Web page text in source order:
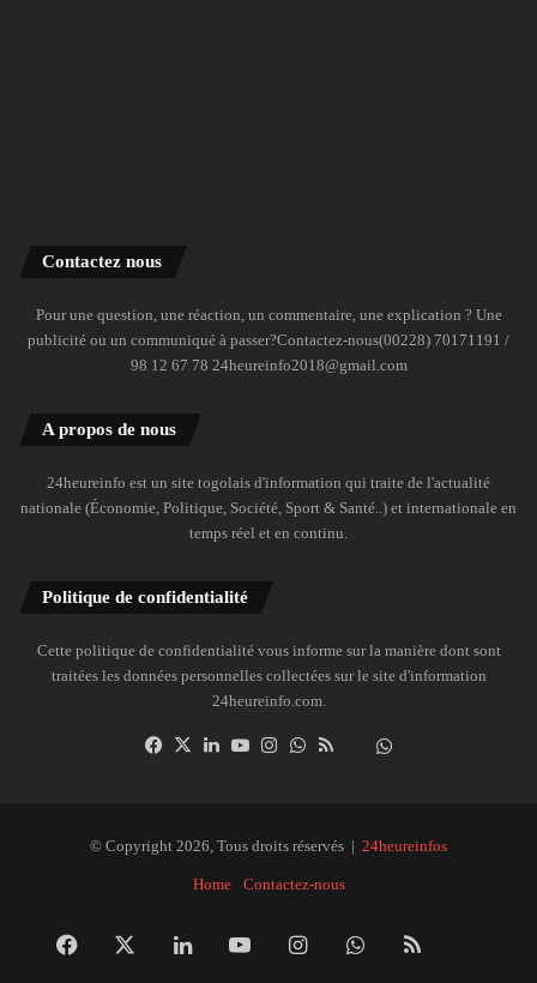
Contactez nous
Pour une question, une réaction, un commentaire, une explication ? Une
publicité ou un communiqué à passer?Contactez-nous(00228) 70171191 /
98 12 67 78 24heureinfo2018@gmail.com
A propos de nous
24heureinfo est un site togolais d'information qui traite de l'actualité
nationale (Économie, Politique, Société, Sport & Santé..) et internationale en
temps réel et en continu.
Politique de confidentialité
Cette politique de confidentialité vous informe sur la manière dont sont
traitées les données personnelles collectées sur le site d'information
24heureinfo.com.
Facebook
X LinkedinYouTubeInstagramWhatsAppDailymotion
© Copyright 2026, Tous droits réservés | 24heureinfos
Home Contactez-nous
Facebook LinkedinYouTubeInstagramWhatsApp
RSS